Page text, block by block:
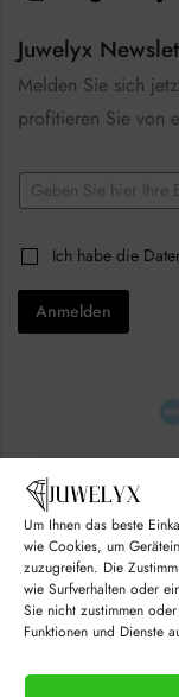
Um Ihnen das beste
wie Cookies, um
zuzugreifen. Die
wie Surfverhalten oder
Sie nicht zustimmen
Funktionen und Dienste
Juwelyx
Melden Sie sich
profitieren Sie von
E
lm
i
*
b
e
s
C
h
e
k
*
Ich habe die
Anmelden